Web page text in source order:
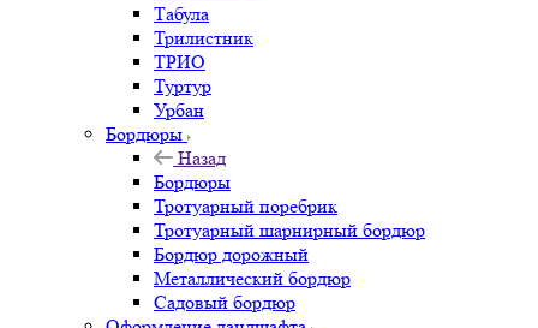
Табула
Трилистник
ТРИО
Туртур
Урбан
Бордюры
Назад
Бордюры
Тротуарный поребрик
Тротуарный шарнирный бордюр
Бордюр дорожный
Металлический бордюр
Садовый бордюр